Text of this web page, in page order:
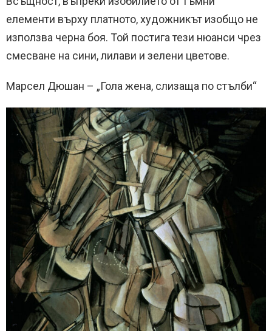
елементи върху платното, художникът изобщо не
използва черна боя. Той постига тези нюанси чрез
смесване на сини, лилави и зелени цветове.
Марсел Дюшан – „Гола жена, слизаща по стълби“